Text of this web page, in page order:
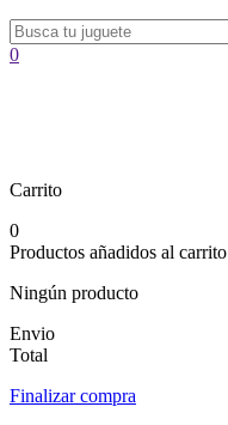
0
Carrito
0
Productos añadidos al carrito
Ningún producto
Envio
Total
Finalizar compra